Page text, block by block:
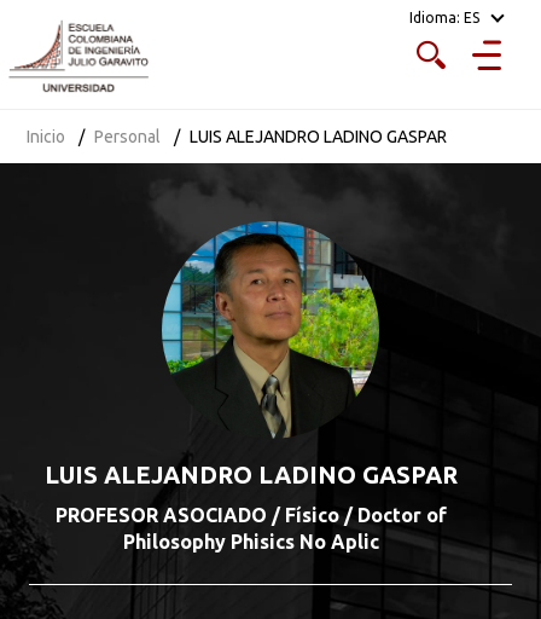
Idioma: ES
Inicio Personal LUIS ALEJANDRO LADINO GASPAR
LUIS ALEJANDRO LADINO GASPAR
PROFESOR ASOCIADO / Físico / Doctor of
Philosophy Phisics No Aplic